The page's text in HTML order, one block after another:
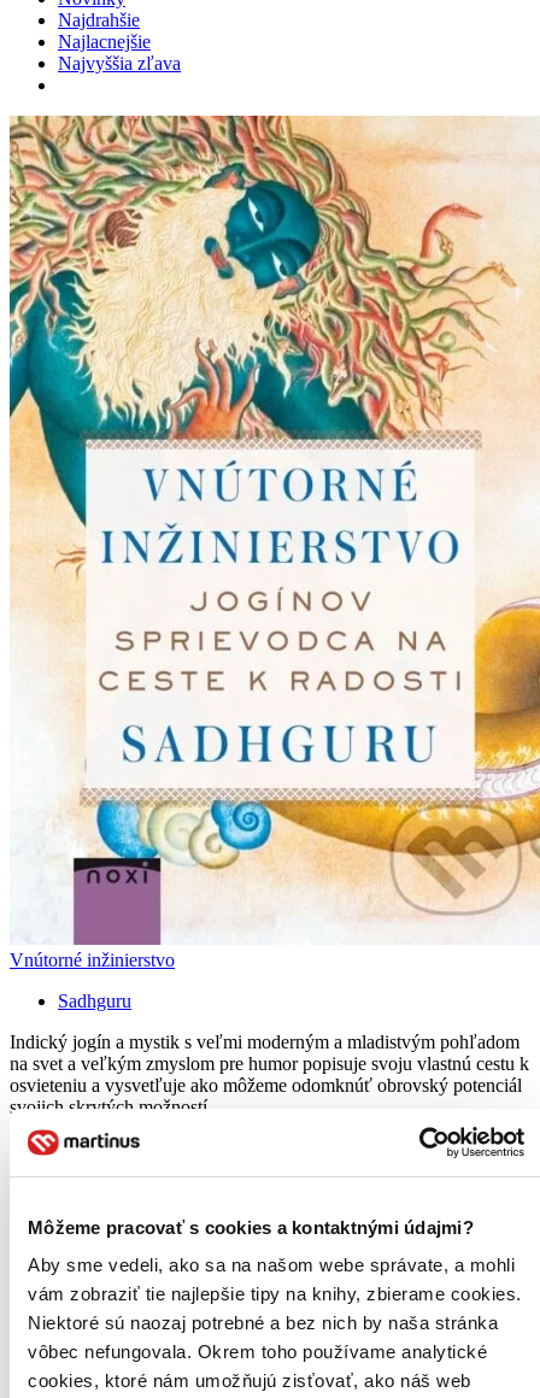
Môžeme pracovať s cookies a kontaktnými údajmi?
Aby sme vedeli, ako sa na našom webe správate, a mohli
vám zobraziť tie najlepšie tipy na knihy, zbierame cookies.
Niektoré sú naozaj potrebné a bez nich by naša stránka
vôbec nefungovala. Okrem toho používame analytické
cookies, ktoré nám umožňujú zisťovať, ako náš web
Najdrahšie
Najlacnejšie
Najvyššia zľava
Vnútorné inžinierstvo
Sadhguru
Indický jogín a mystik s veľmi moderným a mladistvým pohľadom
na svet a veľkým zmyslom pre humor popisuje svoju vlastnú cestu k
osvieteniu a vysvetľuje ako môžeme odomknúť obrovský potenciál
svojich skrytých možností....
Knihapevná väzba
vám ho vieme zabezpečiť a odoslať do 2 – 3 dní. A
posnažíme sa aj trochu rýchlejšie!
Pridať do zoznamu
Vložiť do košíka
Čítaná
mierne opotrebovaná
Túto knihu sme vykúpili cez
Knihovrátok
a je mierne
opotrebovaná.Na tejto knihe už síce poznať, že ju niekto